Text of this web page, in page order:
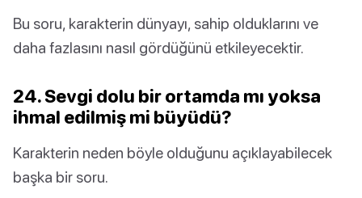
Bu soru, karakterin dünyayı, sahip olduklarını ve
daha fazlasını nasıl gördüğünü etkileyecektir.
24. Sevgi dolu bir ortamda mı yoksa
ihmal edilmiş mi büyüdü?
Karakterin neden böyle olduğunu açıklayabilecek
başka bir soru.